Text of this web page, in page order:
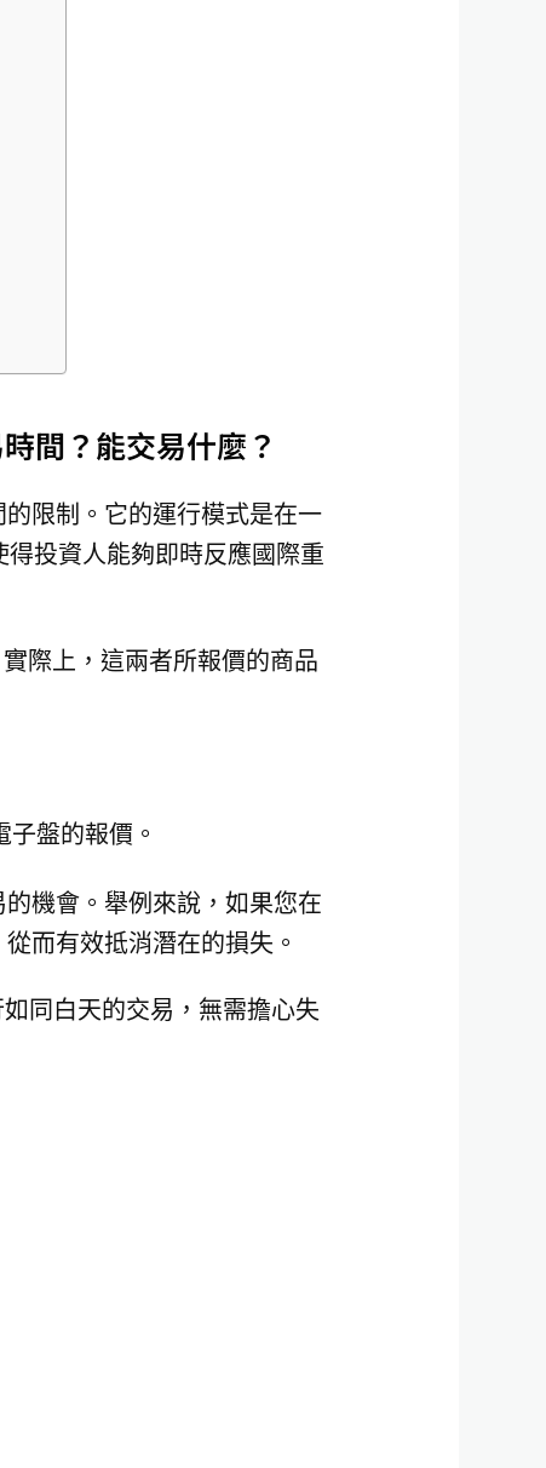
間？能交易什麼？
限制。它的運行模式是在一
投資人能夠即時反應國際重
際上，這兩者所報價的商品
盤的報價。
機會。舉例來說，如果您在
而有效抵消潛在的損失。
同白天的交易，無需擔心失